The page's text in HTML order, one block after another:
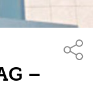
–